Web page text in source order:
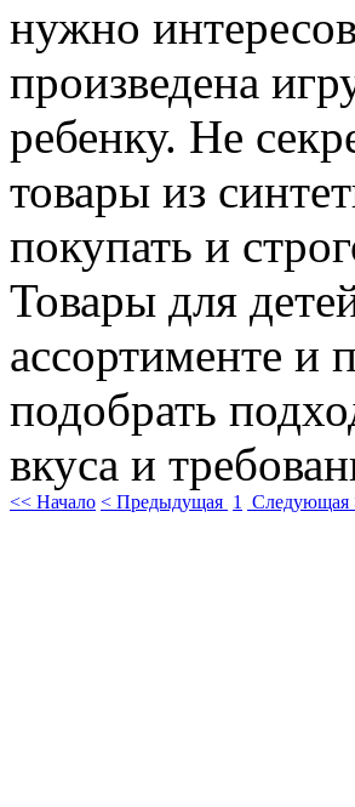
нужно
произведена
ребенку. Не
товары из
покупать и
Товары для
ассортименте и
подобрать
вкуса и
<< Начало < Предыдущая 1 Следующая